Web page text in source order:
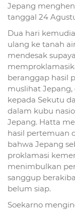
Jepang
tanggal 24
Dua hari
ulang ke tanah
mendesak
beranggap hasil
muslihat
kepada Sekutu
dalam kubu
Jepang. Hatta
hasil pertemuan
bahwa Jepang
proklamasi
menimbulkan
sanggup
belum siap.
Soekarno